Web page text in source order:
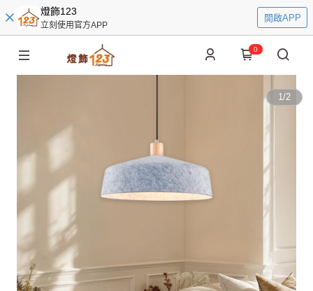
燈飾123
立刻使用官方APP
開啟APP
0
1/2